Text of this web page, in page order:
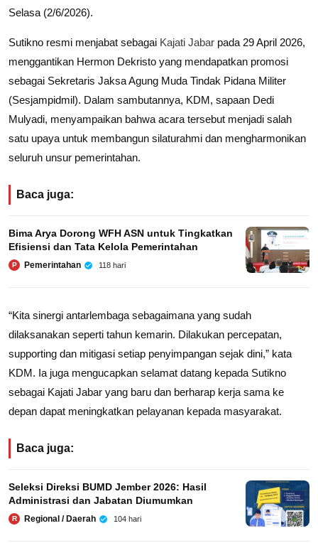
Selasa (2/6/2026).
Sutikno resmi menjabat sebagai Kajati Jabar pada 29 April 2026,
menggantikan Hermon Dekristo yang mendapatkan promosi
sebagai Sekretaris Jaksa Agung Muda Tindak Pidana Militer
(Sesjampidmil). Dalam sambutannya, KDM, sapaan Dedi
Mulyadi, menyampaikan bahwa acara tersebut menjadi salah
satu upaya untuk membangun silaturahmi dan mengharmonikan
seluruh unsur pemerintahan.
Baca juga:
Bima Arya Dorong WFH ASN untuk Tingkatkan
Efisiensi dan Tata Kelola Pemerintahan
P Pemerintahan 118 hari
“Kita sinergi antarlembaga sebagaimana yang sudah
dilaksanakan seperti tahun kemarin. Dilakukan percepatan,
supporting dan mitigasi setiap penyimpangan sejak dini,” kata
KDM. Ia juga mengucapkan selamat datang kepada Sutikno
sebagai Kajati Jabar yang baru dan berharap kerja sama ke
depan dapat meningkatkan pelayanan kepada masyarakat.
Baca juga:
Seleksi Direksi BUMD Jember 2026: Hasil
Administrasi dan Jabatan Diumumkan
R Regional / Daerah 104 hari